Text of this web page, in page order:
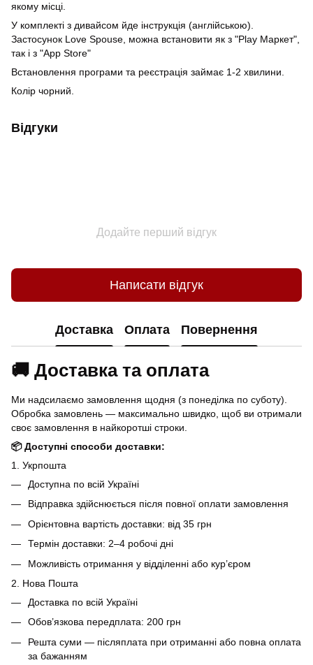
якому місці.
У комплекті з дивайсом йде інструкція (англійською).
Застосунок Love Spouse, можна встановити як з "Play Маркет",
так і з "App Store"
Встановлення програми та реєстрація займає 1-2 хвилини.
Колір чорний.
Відгуки
Додайте перший відгук
Написати відгук
Доставка Оплата Повернення
🚚 Доставка та оплата
Ми надсилаємо замовлення щодня (з понеділка по суботу).
Обробка замовлень — максимально швидко, щоб ви отримали
своє замовлення в найкоротші строки.
📦 Доступні способи доставки:
1. Укрпошта
Доступна по всій Україні
Відправка здійснюється після повної оплати замовлення
Орієнтовна вартість доставки: від 35 грн
Термін доставки: 2–4 робочі дні
Можливість отримання у відділенні або кур’єром
2. Нова Пошта
Доставка по всій Україні
Обов’язкова передплата: 200 грн
Решта суми — післяплата при отриманні або повна оплата
за бажанням